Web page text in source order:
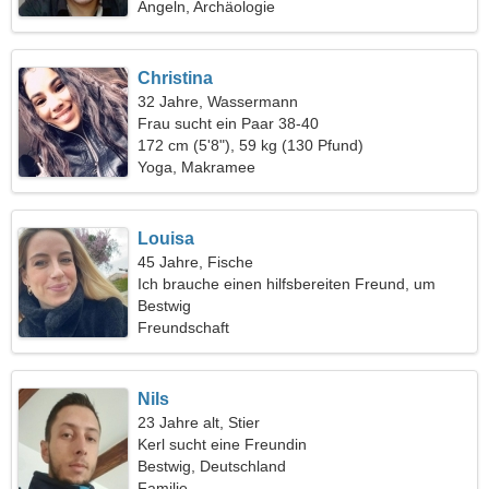
Angeln, Archäologie
Christina
32 Jahre, Wassermann
Frau sucht ein Paar 38-40
172 cm (5'8"), 59 kg (130 Pfund)
Yoga, Makramee
Louisa
45 Jahre, Fische
Ich brauche einen hilfsbereiten Freund, um
zusammen campen zu gehen
Bestwig
Freundschaft
Nils
23 Jahre alt, Stier
Kerl sucht eine Freundin
Bestwig, Deutschland